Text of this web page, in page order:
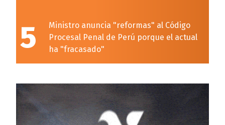
5
Ministro anuncia "reformas" al Código
Procesal Penal de Perú porque el actual
ha "fracasado"